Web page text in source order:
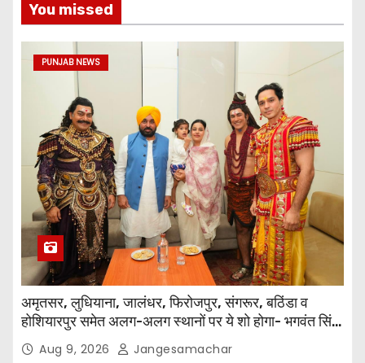
You missed
PUNJAB NEWS
अमृतसर, लुधियाना, जालंधर, फिरोजपुर, संगरूर, बठिंडा व
होशियारपुर समेत अलग-अलग स्थानों पर ये शो होगा- भगवंत सिंह
मान Aug 9, 2026 Jangesamachar